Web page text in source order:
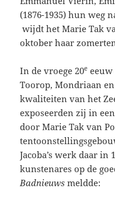
(1876-1935) hun weg
wijdt het Marie Tak
oktober haar
In de vroege 20e eeuw
Toorop, Mondriaan
kwaliteiten van het
exposeerden zij in
door Marie Tak van
Jacoba’s werk daar in
kunstenares op de
Badnieuwsmeldde: